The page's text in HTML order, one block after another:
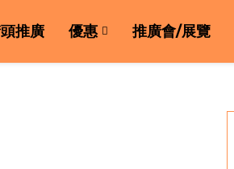
推廣 優惠 推廣會/展覽